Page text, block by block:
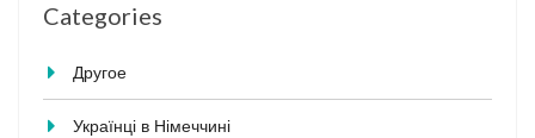
Categories
Другое
Українці в Німеччині